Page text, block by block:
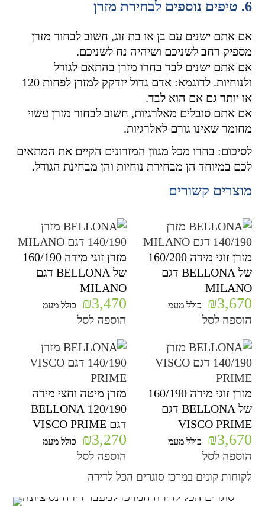
6. טיפים נוספים לבחירת מזרן
אם אתם ישנים עם בן או בת זוג, חשוב לבחור מזרן
מספיק רחב לשניכם ושיהיה נח לשניכם.
אם אתם ישנים לבד בחרו מזרן בהתאם לגודל
ולנוחיות. לדוגמא: אדם גדול יזדקק למזרן לפחות 120
או יותר גם אם הוא לבד.
אם אתם סובלים מאלרגיות, חשוב לבחור מזרן עשוי
מחומר שאינו גורם לאלרגיות.
לסיכום: בחרו מכל מגוון המזרונים הקיים את המתאים
לכם במיוחד הן מבחירת נוחיות והן מבחינת הגודל.
מוצרים קשורים
מזרן זוגי מידה 160/200
של BELLONA דגם
MILANO
₪3,670 כולל מעמ
הוספה לסל
מזרן זוגי מידה 160/190
של BELLONA דגם
MILANO
₪3,470 כולל מעמ
הוספה לסל
מזרן זוגי מידה 160/190
של BELLONA דגם
VISCO PRIME
₪3,670 כולל מעמ
הוספה לסל
מזרן מיטה וחצי מידה
120/190 BELLONA
דגם VISCO PRIME
₪3,270 כולל מעמ
הוספה לסל
לקוחות קונים במרכז סוגרים הכל לדירה